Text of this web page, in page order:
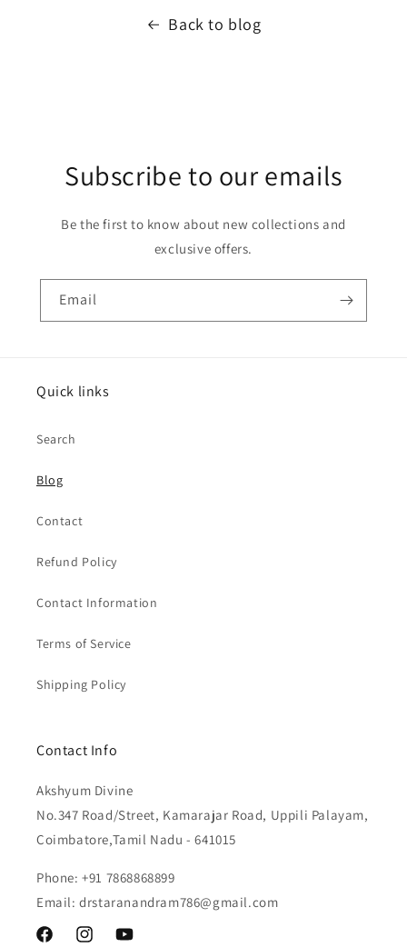
Back to blog
Subscribe to our emails
Be the first to know about new collections and
exclusive offers.
Email
Quick links
Search
Blog
Contact
Refund Policy
Contact Information
Terms of Service
Shipping Policy
Contact Info
Akshyum Divine
No.347 Road/Street, Kamarajar Road, Uppili Palayam,
Coimbatore,Tamil Nadu - 641015
Phone: +91 7868868899
Email: drstaranandram786@gmail.com